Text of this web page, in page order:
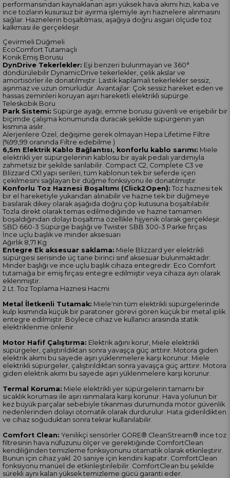
performansından kaynaklanan aşırı yüksek hava akımı hızı, kaba ve
ince tozların kusursuz bir ayırma işlemiyle ayrı haznelere alınmasını
sağlar. Haznelerin boşaltılması, aşağıya doğru asgari ölçüde toz
kalkması ile gerçekleşir.
Çevirmeli Düğmeli
EcoComfort Tutamaçlı
Konik Emiş Borusu
DynDrive Tekerlekler: Eşi benzeri bulunmayan ve 360°
döndürülebilir DynamicDrive tekerlekler, çelik akslar ve
amortisörler ile donatılmıştır. Lastik kaplamalı tekerlekler sessiz,
aşınmaz ve uzun ömürlüdür. Avantajlar: Çok sessiz hareket eden ve
hassas zeminleri koruyan aşırı hareketli elektrikli süpürge.
Teleskobik Boru
Park Sistemi: Süpürge ayağı, emme borusu güvenli ve erişebilir bir
biçimde çalışma konumunda duracak şekilde süpürgenin yan
kısmına asılır.
Alerjenlere Özel, değişime gerek olmayan Hepa Lifetime Filtre
(%99,99 oranında Filtre edebilme )
6,5m Elektrik Kablo Bağlantısı, konforlu kablo sarımı: Miele
elektrikli yer süpürgelerinin kablosu bir ayak pedalı yardımıyla
zahmetsiz bir şekilde sarılabilir. Compact C2, Complete C3 ve
Blizzard CX1 yapı serileri, tüm kablonun tek bir seferde içeri
çekilmesini sağlayan bir düğme fonksiyonu ile donatılmıştır.
Konforlu Toz Haznesi Boşaltımı (Click2Open): Toz haznesi tek
bir el hareketiyle yukarıdan alınabilir ve hazne tek bir düğmeye
basılarak dikey olarak aşağıda doğru çöp kutusuna boşaltılabilir.
Tozla direkt olarak temas edilmediğinde ve hazne tamamen
boşaldığından dolayı boşaltma özellikle hijyenik olarak gerçekleşir.
SBD 660-3 Süpürge başlığı ve Twister SBB 300-3 Parke fırçası
İnce uçlu başlık ve minder aksesuarı
Ağırlık 8,71 Kg
Entegre Ek aksesuar saklama: Miele Blizzard yer elektrikli
süpürgesi serisinde üç tane birinci sınıf aksesuar bulunmaktadır:
Minder başlığı ve ince uçlu başlık cihaza entegredir. Eco Comfort
tutamağa bir emiş fırçası entegre edilmiştir veya cihaza ayrı olarak
eklenmiştir.
2 Lt. Toz Toplama Haznesi Hacmi
Metal İletkenli Tutamak: Miele'nin tüm elektrikli süpürgelerinde
kulp kısmında küçük bir paratoner görevi gören küçük bir metal iplik
entegre edilmiştir. Böylece cihaz ve kullanıcı arasında statik
elektriklenme önlenir.
Motor Hafif Çalıştırma: Elektrik ağını korur, Miele elektrikli
süpürgeler, çalıştırıldıktan sonra yavaşça güç arttırır. Motora giden
elektrik akımı bu sayede aşırı yüklenmelere karşı korunur. Miele
elektrikli süpürgeler, çalıştırıldıktan sonra yavaşça güç arttırır. Motora
giden elektrik akımı bu sayede aşırı yüklenmelere karşı korunur.
Termal Koruma: Miele elektrikli yer süpürgelerin tamamı bir
sıcaklık koruması ile aşırı ısınmalara karşı korunur. Hava yolunun bir
kez büyük parçalar sebebiyle tıkanması durumunda motor güvenlik
nedenlerinden dolayı otomatik olarak durdurulur. Hata giderildikten
ve cihaz soğuduktan sonra tekrar kullanılabilir.
Comfort Clean: Yenilikçi sensörler GORE® CleanStream® ince toz
filtresinin hava nüfuzunu ölçer ve gerektiğinde ComfortClean
kendiliğinden temizleme fonksiyonunu otamatik olarak etkinleştirir.
Bunun için cihaz yakl. 20 saniye için kendini kapatır. ComfortClean
fonksiyonu manüel de etkinleştirilebilir. ComfortClean bu şekilde
sürekli aynı kalan yüksek temizleme gücü garanti eder.